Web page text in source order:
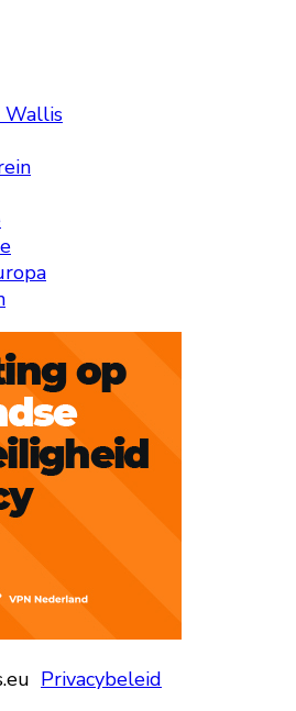
Wallis
Privacybeleid